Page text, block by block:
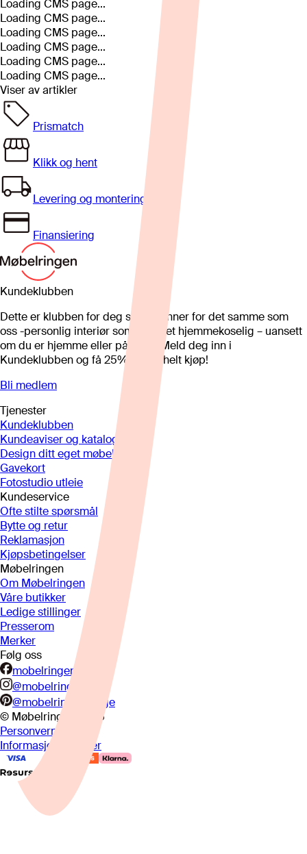
Loading CMS page...
Loading CMS page...
Loading CMS page...
Loading CMS page...
Loading CMS page...
Loading CMS page...
Viseravartikler
Prismatch
Klikk og hent
Levering og montering
Finansiering
Kundeklubben
Dette er klubben for deg som brenner for det samme som
oss -personlig interiør som gjør det hjemmekoselig – uansett
om du er hjemme eller på hytta. Meld deg inn i
Kundeklubben og få 25%* på et helt kjøp!
Bli medlem
Tjenester
Kundeklubben
Kundeaviser og kataloger
Design ditt eget møbel
Gavekort
Fotostudio utleie
Kundeservice
Ofte stilte spørsmål
Bytte og retur
Reklamasjon
Kjøpsbetingelser
Møbelringen
Om Møbelringen
Våre butikker
Ledige stillinger
Presserom
Merker
Følg oss
mobelringen.no
@mobelringen
@mobelringennorge
© Møbelringen
2026
Personvern
Informasjonskapsler